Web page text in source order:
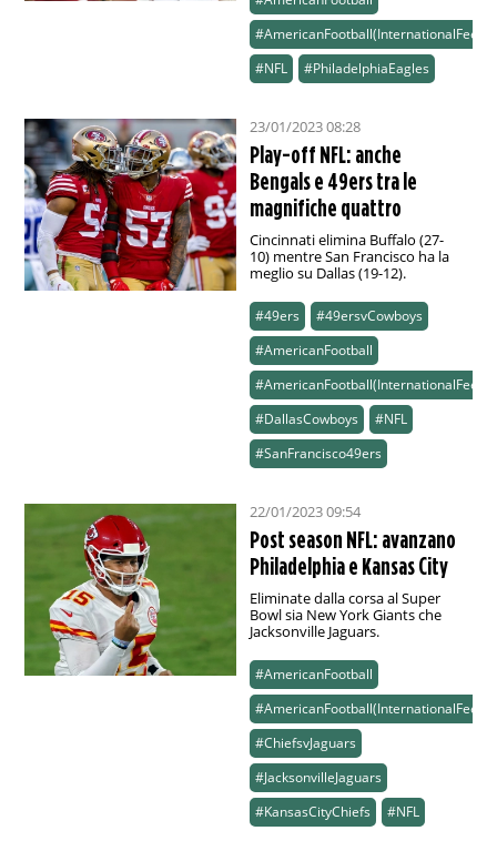
#AmericanFootball(InternationalFeed)
#NFL
#PhiladelphiaEagles
23/01/2023 08:28
Play-off NFL: anche
Bengals e 49ers tra le
magnifiche quattro
Cincinnati elimina Buffalo (27-
10) mentre San Francisco ha la
meglio su Dallas (19-12).
#49ers
#49ersvCowboys
#AmericanFootball
#AmericanFootball(InternationalFeed)
#DallasCowboys
#NFL
#SanFrancisco49ers
22/01/2023 09:54
Post season NFL: avanzano
Philadelphia e Kansas City
Eliminate dalla corsa al Super
Bowl sia New York Giants che
Jacksonville Jaguars.
#AmericanFootball
#AmericanFootball(InternationalFeed)
#ChiefsvJaguars
#JacksonvilleJaguars
#KansasCityChiefs
#NFL